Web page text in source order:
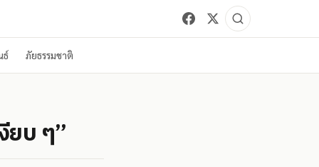
ธ์ ภัยธรรมชาติ
ยบ ๆ”